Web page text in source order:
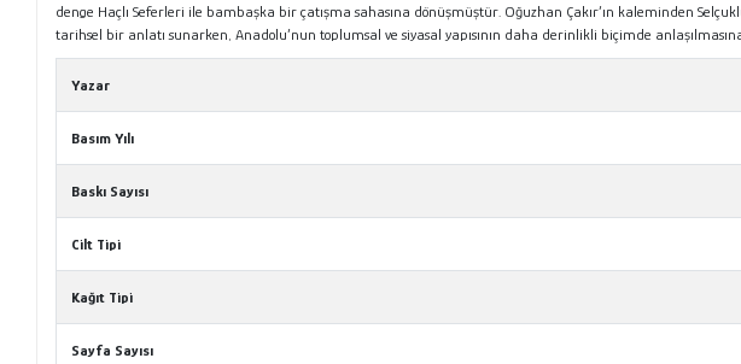
denge Haçlı Seferleri ile bambaşka bir çatışma sahasına dönüşmüştür. Oğuzhan Çakır’ın kaleminden
tarihsel bir anlatı sunarken, Anadolu’nun toplumsal ve siyasal yapısının daha derinlikli biçimde
Yazar
Basım Yılı
Baskı Sayısı
Cilt Tipi
Kağıt Tipi
Sayfa Sayısı